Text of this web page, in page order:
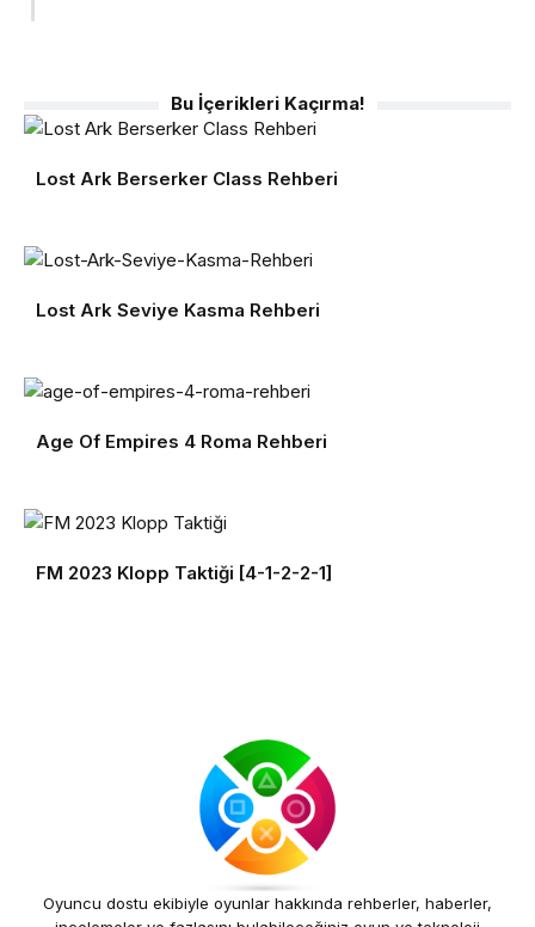
Bu İçerikleri Kaçırma!
Lost Ark Berserker Class Rehberi
Lost Ark Seviye Kasma Rehberi
Age Of Empires 4 Roma Rehberi
FM 2023 Klopp Taktiği [4-1-2-2-1]
Oyuncu dostu ekibiyle oyunlar hakkında rehberler, haberler,